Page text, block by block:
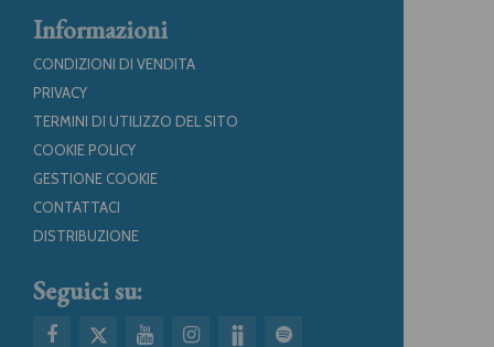
Informazioni
CONDIZIONI DI VENDITA
PRIVACY
TERMINI DI UTILIZZO DEL SITO
COOKIE POLICY
GESTIONE COOKIE
CONTATTACI
DISTRIBUZIONE
Seguici su: